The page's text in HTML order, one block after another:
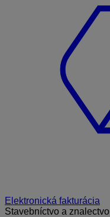
Elektronická fakturácia
Stavebníctvo a znalectvo